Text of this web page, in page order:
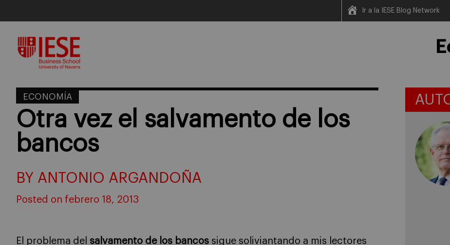
content
Ir a la IESE Blog Network
ECONOMÍA
Otra vez el salvamento de los
bancos
BY ANTONIO ARGANDOÑA
Posted on febrero 18, 2013
El problema del salvamento de los bancos sigue soliviantando a mis lectores